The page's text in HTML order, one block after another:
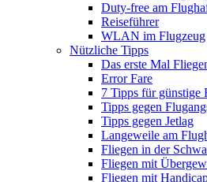
Duty-free am
Reiseführer
WLAN im Flugzeug
Nützliche Tipps
Das erste Mal
Error Fare
7 Tipps für günstige
Tipps gegen
Tipps gegen Jetlag
Langeweile am
Fliegen in der
Fliegen mit
Fliegen mit